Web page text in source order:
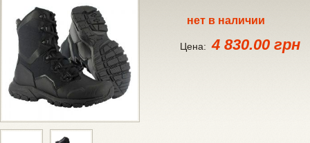
нет в наличии
Цена:4 830.00 грн